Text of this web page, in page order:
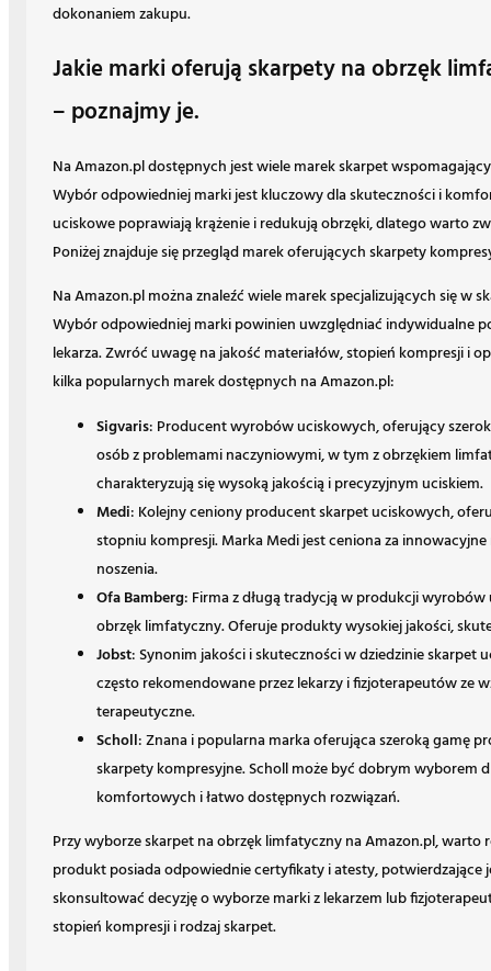
dokonaniem zakupu.
Jakie marki oferują skarpety na obrzęk
– poznajmy je.
Na Amazon.pl dostępnych jest wiele marek skarpet
Wybór odpowiedniej marki jest kluczowy dla skuteczności i
uciskowe poprawiają krążenie i redukują obrzęki, dlatego warto
Poniżej znajduje się przegląd marek oferujących skarpety
Na Amazon.pl można znaleźć wiele marek specjalizujących się w
Wybór odpowiedniej marki powinien uwzględniać indywidualne
lekarza. Zwróć uwagę na jakość materiałów, stopień kompresji i
kilka popularnych marek dostępnych na Amazon.pl:
Sigvaris: Producent wyrobów uciskowych, oferujący
osób z problemami naczyniowymi, w tym z obrzękiem
charakteryzują się wysoką jakością i precyzyjnym uciskiem.
Medi: Kolejny ceniony producent skarpet uciskowych,
stopniu kompresji. Marka Medi jest ceniona za
noszenia.
Ofa Bamberg: Firma z długą tradycją w produkcji
obrzęk limfatyczny. Oferuje produkty wysokiej jakości,
Jobst: Synonim jakości i skuteczności w dziedzinie skarpet
często rekomendowane przez lekarzy i fizjoterapeutów ze
terapeutyczne.
Scholl: Znana i popularna marka oferująca szeroką gamę
skarpety kompresyjne. Scholl może być dobrym wyborem
komfortowych i łatwo dostępnych rozwiązań.
Przy wyborze skarpet na obrzęk limfatyczny na Amazon.pl, warto
produkt posiada odpowiednie certyfikaty i atesty, potwierdzające
skonsultować decyzję o wyborze marki z lekarzem lub
stopień kompresji i rodzaj skarpet.